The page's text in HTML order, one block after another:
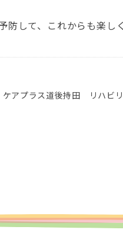
防して、これからも楽し
ケアプラス道後持田 リハビ